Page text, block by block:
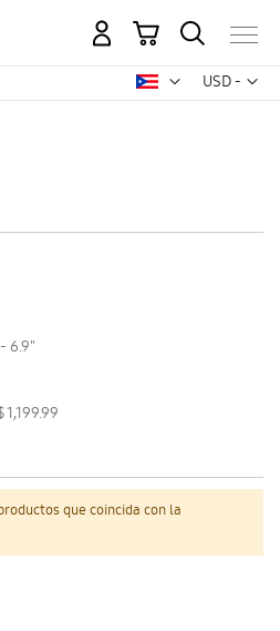
USD -
dólar
Mi carrito
que coincida con la
6.9"
1,199.99